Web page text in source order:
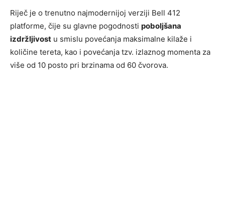
Riječ je o trenutno najmodernijoj verziji Bell 412
platforme, čije su glavne pogodnosti poboljšana
izdržljivost u smislu povećanja maksimalne kilaže i
količine tereta, kao i povećanja tzv. izlaznog momenta za
više od 10 posto pri brzinama od 60 čvorova.